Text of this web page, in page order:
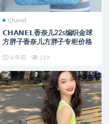
Chanel
𝗖𝗛𝗔𝗡𝗘𝗟香奈儿22s编织金球
方胖子香奈儿方胖子专柜价格
4 年前 219